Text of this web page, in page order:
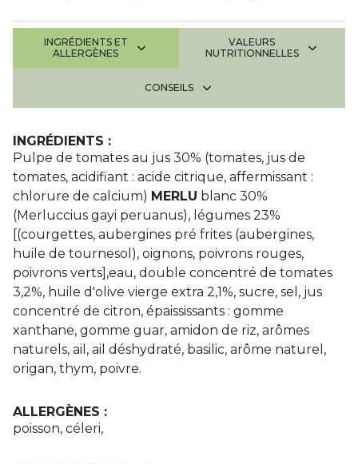
INGRÉDIENTS ET
ALLERGÈNES
VALEURS
NUTRITIONNELLES
CONSEILS
INGRÉDIENTS :
Pulpe de tomates au jus 30% (tomates, jus de
tomates, acidifiant : acide citrique, affermissant :
chlorure de calcium) MERLU blanc 30%
(Merluccius gayi peruanus), légumes 23%
[(courgettes, aubergines pré frites (aubergines,
huile de tournesol), oignons, poivrons rouges,
poivrons verts],eau, double concentré de tomates
3,2%, huile d'olive vierge extra 2,1%, sucre, sel, jus
concentré de citron, épaississants : gomme
xanthane, gomme guar, amidon de riz, arômes
naturels, ail, ail déshydraté, basilic, arôme naturel,
origan, thym, poivre.
ALLERGÈNES :
poisson, céleri,